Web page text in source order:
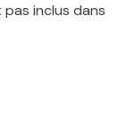
inclus dans